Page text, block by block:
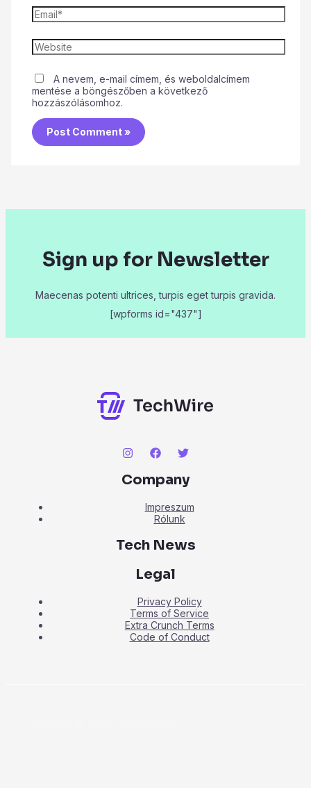
A nevem, e-mail címem, és weboldalcímem
mentése a böngészőben a következő
hozzászólásomhoz.
Sign up for Newsletter
Maecenas potenti ultrices, turpis eget turpis gravida.
[wpforms id="437"]
Company
Impreszum
Rólunk
Tech News
Legal
Privacy Policy
Terms of Service
Extra Crunch Terms
Code of Conduct